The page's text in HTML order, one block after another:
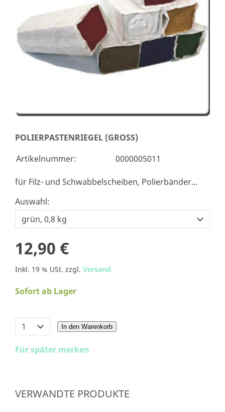
POLIERPASTENRIEGEL (GROSS)
Artikelnummer:
0000005011
für Filz- und Schwabbelscheiben, Polierbänder...
Auswahl:
12,90 €
Inkl. 19 % USt. zzgl. Versand
Sofort ab Lager
In den Warenkorb
Für später merken
VERWANDTE PRODUKTE